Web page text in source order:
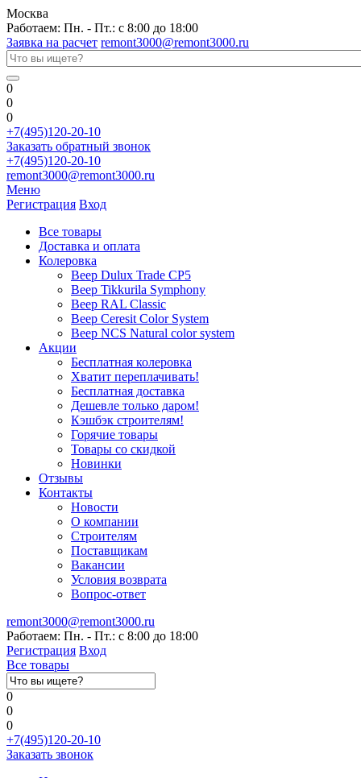
Москва
Работаем: Пн. - Пт.: с 8:00 до 18:00
Заявка на расчет remont3000@remont3000.ru
0
0
0
+7(495)120-20-10
Заказать обратный звонок
+7(495)120-20-10
remont3000@remont3000.ru
Меню
Регистрация Вход
Все товары
Доставка и оплата
Колеровка
Веер Dulux Trade CP5
Веер Tikkurila Symphony
Веер RAL Classic
Веер Ceresit Color System
Веер NCS Natural color system
Акции
Бесплатная колеровка
Хватит переплачивать!
Бесплатная доставка
Дешевле только даром!
Кэшбэк строителям!
Горячие товары
Товары со скидкой
Новинки
Отзывы
Контакты
Новости
О компании
Строителям
Поставщикам
Вакансии
Условия возврата
Вопрос-ответ
remont3000@remont3000.ru
Работаем: Пн. - Пт.: с 8:00 до 18:00
Регистрация Вход
Все товары
0
0
0
+7(495)120-20-10
Заказать звонок